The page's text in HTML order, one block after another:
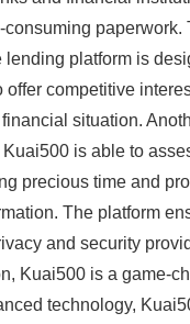
platform is
competitive
situation.
is able to
precious time and
The platform
and security
Kuai500 is a
technology,